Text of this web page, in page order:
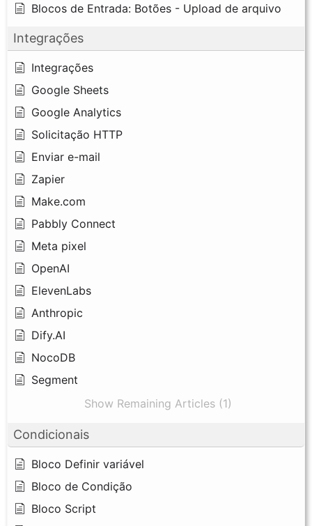
Blocos de Entrada: Botões - Upload de arquivo
Integrações
Integrações
Google Sheets
Google Analytics
Solicitação HTTP
Enviar e-mail
Zapier
Make.com
Pabbly Connect
Meta pixel
OpenAI
ElevenLabs
Anthropic
Dify.AI
NocoDB
Segment
Show Remaining Articles (1)
Condicionais
Bloco Definir variável
Bloco de Condição
Bloco Script